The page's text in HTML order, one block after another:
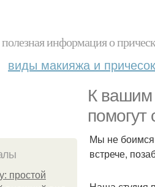
полезная информация о
виды макияжа и причесок
К вашим
простой
Мы не боимся
встрече,